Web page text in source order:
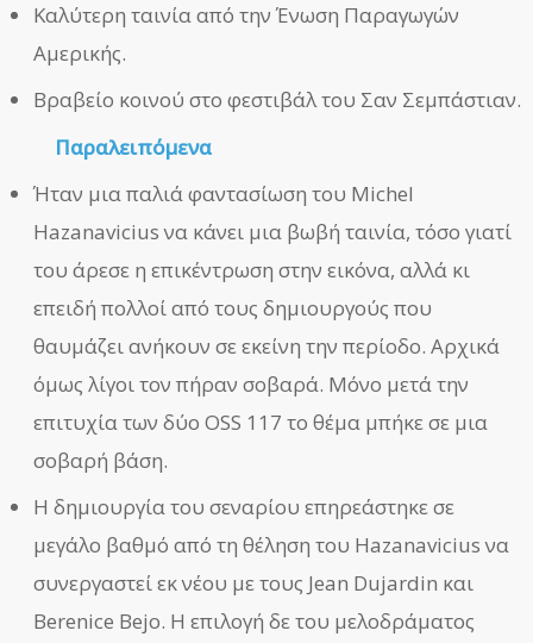
Καλύτερη ταινία από την Ένωση Παραγωγών
Αμερικής.
Βραβείο κοινού στο φεστιβάλ του Σαν Σεμπάστιαν.
Παραλειπόμενα
Ήταν μια παλιά φαντασίωση του Michel
Hazanavicius να κάνει μια βωβή ταινία, τόσο γιατί
του άρεσε η επικέντρωση στην εικόνα, αλλά κι
επειδή πολλοί από τους δημιουργούς που
θαυμάζει ανήκουν σε εκείνη την περίοδο. Αρχικά
όμως λίγοι τον πήραν σοβαρά. Μόνο μετά την
επιτυχία των δύο OSS 117 το θέμα μπήκε σε μια
σοβαρή βάση.
Η δημιουργία του σεναρίου επηρεάστηκε σε
μεγάλο βαθμό από τη θέληση του Hazanavicius να
συνεργαστεί εκ νέου με τους Jean Dujardin και
Berenice Bejo. Η επιλογή δε του μελοδράματος